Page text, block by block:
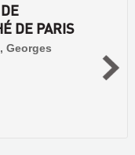
DE PARIS
Georges